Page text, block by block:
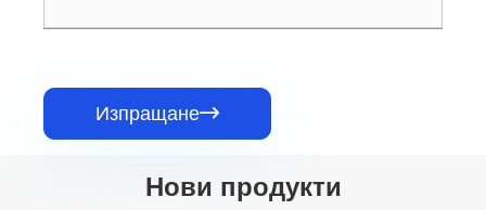
Изпращане
Нови продукти